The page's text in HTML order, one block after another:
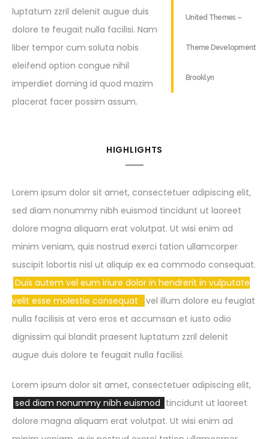
United Themes –
Theme Development
Brooklyn
luptatum zzril delenit augue duis
dolore te feugait nulla facilisi. Nam
liber tempor cum soluta nobis
eleifend option congue nihil
imperdiet doming id quod mazim
placerat facer possim assum.
HIGHLIGHTS
Lorem ipsum dolor sit amet, consectetuer adipiscing elit,
sed diam nonummy nibh euismod tincidunt ut laoreet
dolore magna aliquam erat volutpat. Ut wisi enim ad
minim veniam, quis nostrud exerci tation ullamcorper
suscipit lobortis nisl ut aliquip ex ea commodo consequat.
Duis autem vel eum iriure dolor in hendrerit in vulputate
velit esse molestie consequat
vel illum dolore eu feugiat
nulla facilisis at vero eros et accumsan et iusto odio
dignissim qui blandit praesent luptatum zzril delenit
augue duis dolore te feugait nulla facilisi.
Lorem ipsum dolor sit amet, consectetuer adipiscing elit,
sed diam nonummy nibh euismod tincidunt ut laoreet
dolore magna aliquam erat volutpat. Ut wisi enim ad